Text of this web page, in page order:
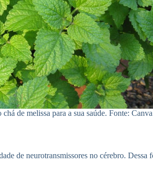
de melissa para a sua saúde. Fonte:
de neurotransmissores no cérebro.